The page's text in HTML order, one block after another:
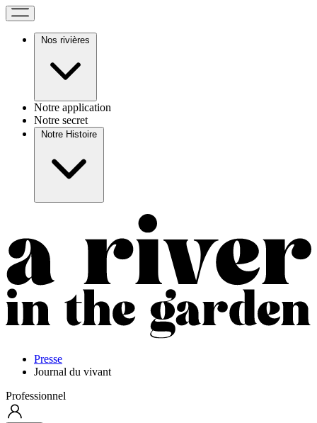
Nos rivières
Notre application
Notre secret
Notre Histoire
Presse
Journal du vivant
Professionnel